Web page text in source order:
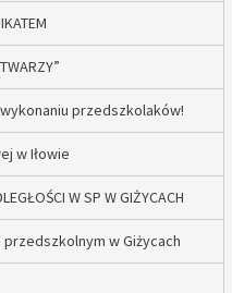
przedszkolaków!
w Iłowie
W SP W GIŻYCACH
w Giżycach